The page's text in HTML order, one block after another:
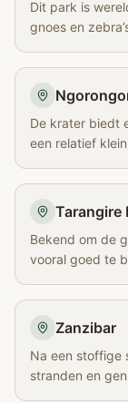
Dit park is
gnoes en
De krater biedt
een relatief
Tarangire
Bekend om de
vooral goed te
Zanzibar
Na een stoffige
stranden en